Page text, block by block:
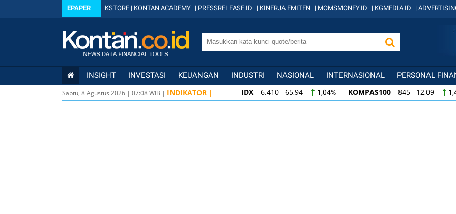
EPAPER KSTORE | KONTAN ACADEMY | PRESSRELEASE.ID | KINERJA EMITEN | MOMSMONEY.ID | KGMEDIA.ID |
INSIGHT INVESTASI KEUANGAN INDUSTRI NASIONAL INTERNASIONAL PERSONAL
Sabtu, 8 Agustus 2026 | 07:08WIB | INDIKATOR | IDX 6.410 65,94 1,04% KOMPAS100 845 12,09
KOMPAS100 845 12,09 1,45% LQ45 640 9,44